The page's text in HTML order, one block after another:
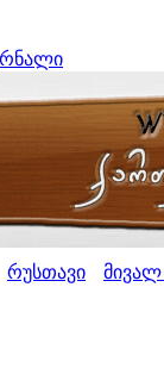
რუსთავი მივალ